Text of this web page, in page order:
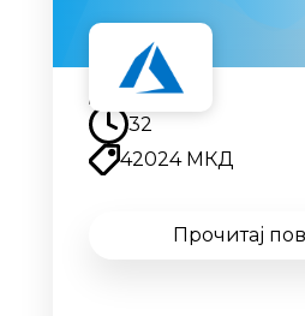
Наскоро
32
42024 МКД
Прочитај